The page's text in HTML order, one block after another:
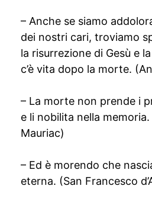
– Anche se siamo
dei nostri cari, troviamo
la risurrezione di Gesù e
c’è vita dopo la morte.
– La morte non prende i
e li nobilita nella
Mauriac)
– Ed è morendo che
eterna. (San Francesco